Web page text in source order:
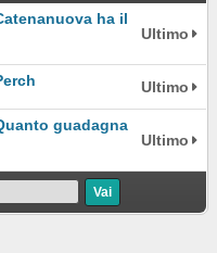
ha il
Ultimo
Ultimo
guadagna
Ultimo